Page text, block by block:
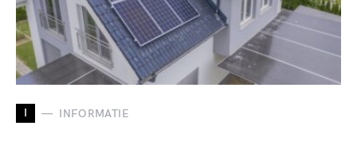
I INFORMATIE